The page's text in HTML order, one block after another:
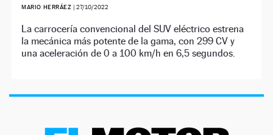
MARIO HERRÁEZ | 27/10/2022
La carrocería convencional del SUV eléctrico estrena
la mecánica más potente de la gama, con 299 CV y
una aceleración de 0 a 100 km/h en 6,5 segundos.